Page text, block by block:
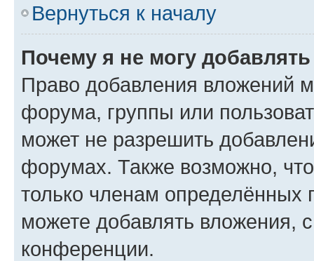
Вернуться к началу
Почему я не могу
Право добавления вложений
форума, группы или
может не разрешить
форумах. Также возможно,
только членам определённых
можете добавлять вложения,
конференции.